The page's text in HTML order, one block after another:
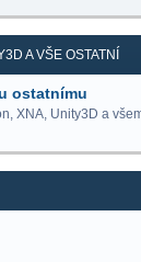
A VŠE OSTATNÍ
ostatnímu
XNA, Unity3D a